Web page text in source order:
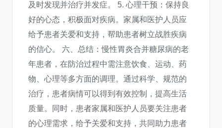
及时发现并治疗并发症。 5. 心理干预：保持良
好的心态，积极面对疾病。家属和医护人员应
给予患者关爱和支持，帮助患者树立战胜疾病
的信心。 六、总结：慢性胃炎合并糖尿病的老
年患者，在防治过程中需注意饮食、运动、药
物、心理等多方面的调理。通过科学、规范的
治疗，患者病情可以得到有效控制，提高生活
质量。同时，患者家属和医护人员要关注患者
的心理需求，给予关爱和支持，共同助力患者